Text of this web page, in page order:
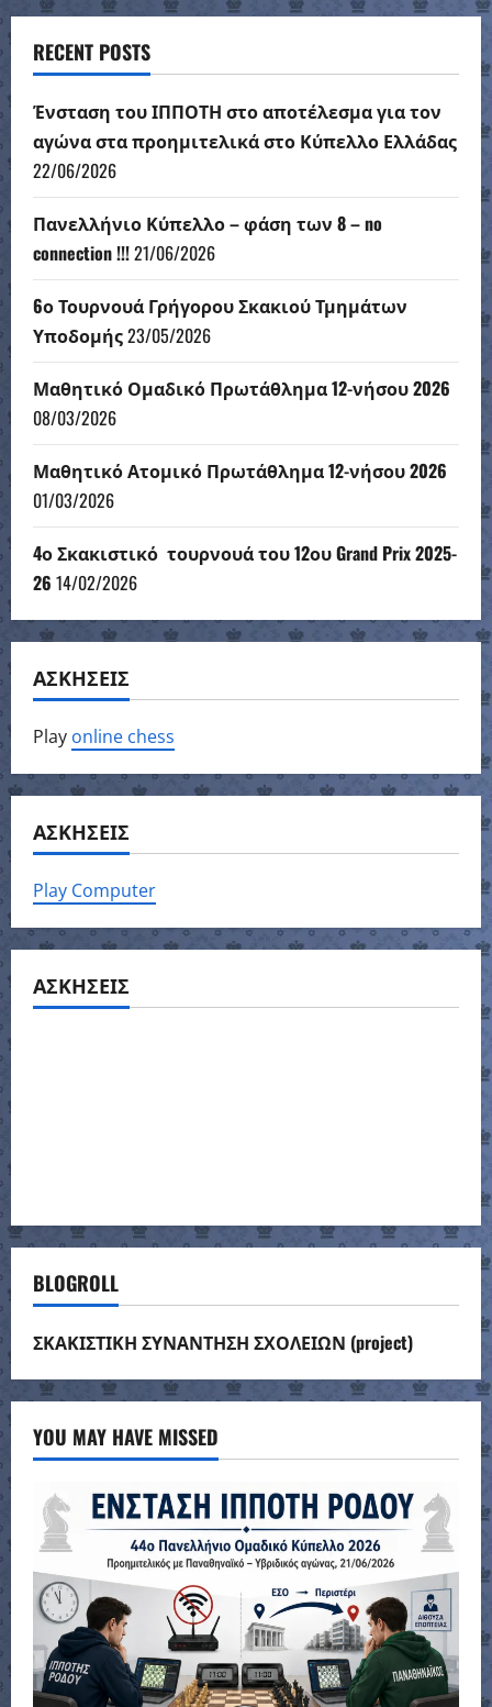
RECENT POSTS
Ένσταση του ΙΠΠΟΤΗ στο αποτέλεσμα για τον
αγώνα στα προημιτελικά στο Κύπελλο Ελλάδας
22/06/2026
Πανελλήνιο Κύπελλο – φάση των 8 – no
connection !!!21/06/2026
6ο Τουρνουά Γρήγορου Σκακιού Τμημάτων
Υποδομής23/05/2026
Μαθητικό Ομαδικό Πρωτάθλημα 12-νήσου 2026
08/03/2026
Μαθητικό Ατομικό Πρωτάθλημα 12-νήσου 2026
01/03/2026
4ο Σκακιστικό τουρνουά του 12ου Grand Prix 2025-
26 14/02/2026
ΑΣΚΗΣΕΙΣ
Play online chess
ΑΣΚΗΣΕΙΣ
Play Computer
ΑΣΚΗΣΕΙΣ
BLOGROLL
ΣΚΑΚΙΣΤΙΚΗ ΣΥΝΑΝΤΗΣΗ ΣΧΟΛΕΙΩΝ (project)
YOU MAY HAVE MISSED